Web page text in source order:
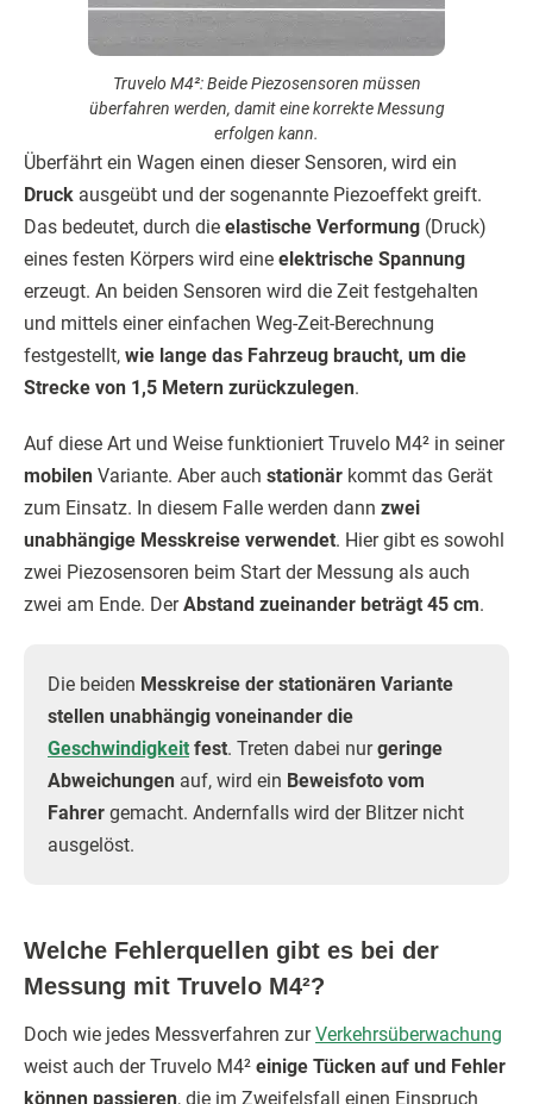
Truvelo M4²: Beide Piezosensoren müssen
überfahren werden, damit eine korrekte Messung
erfolgen kann.
Überfährt ein Wagen einen dieser Sensoren, wird ein
Druck ausgeübt und der sogenannte Piezoeffekt greift.
Das bedeutet, durch die elastische Verformung (Druck)
eines festen Körpers wird eine elektrische Spannung
erzeugt. An beiden Sensoren wird die Zeit festgehalten
und mittels einer einfachen Weg-Zeit-Berechnung
festgestellt, wie lange das Fahrzeug braucht, um die
Strecke von 1,5 Metern zurückzulegen.
Auf diese Art und Weise funktioniert Truvelo M4² in seiner
mobilen Variante. Aber auch stationär kommt das Gerät
zum Einsatz. In diesem Falle werden dann zwei
unabhängige Messkreise verwendet. Hier gibt es sowohl
zwei Piezosensoren beim Start der Messung als auch
zwei am Ende. DerAbstand zueinander beträgt 45 cm.
Die beiden Messkreise der stationären Variante
stellen unabhängig voneinander die
Geschwindigkeit fest. Treten dabei nurgeringe
Abweichungen auf, wird ein Beweisfoto vom
Fahrer gemacht. Andernfalls wird der Blitzer nicht
ausgelöst.
Welche Fehlerquellen gibt es bei der
Messung mit Truvelo M4²?
Doch wie jedes Messverfahren zurVerkehrsüberwachung
weist auch der Truvelo M4² einige Tücken auf und Fehler
können passieren, die im Zweifelsfall einen Einspruch